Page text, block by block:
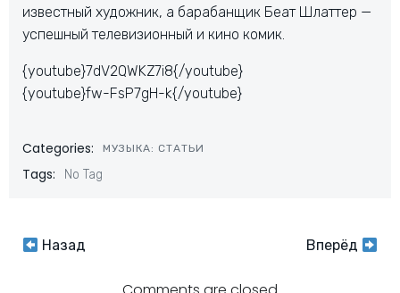
известный художник, а барабанщик Беат Шлаттер —
успешный телевизионный и кино комик.
{youtube}7dV2QWKZ7i8{/youtube}
{youtube}fw-FsP7gH-k{/youtube}
Categories: МУЗЫКА: СТАТЬИ
Tags: No Tag
Навигация
Назад
Навигация
Вперёд